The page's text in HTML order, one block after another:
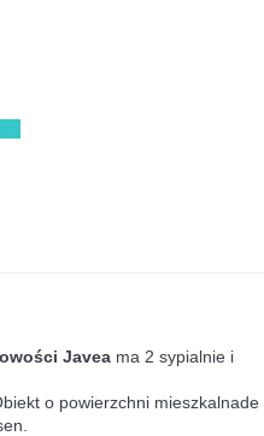
Javea ma 2 sypialnie i
o powierzchni mieszkalnade